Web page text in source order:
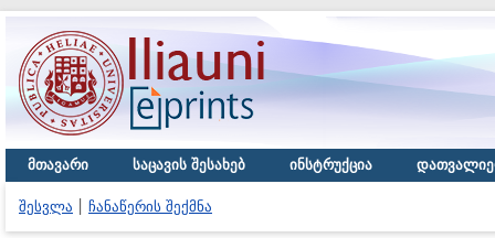
მთავარი საცავის შესახებ ინსტრუქცია
შესვლა ჩანაწერის შექმნა